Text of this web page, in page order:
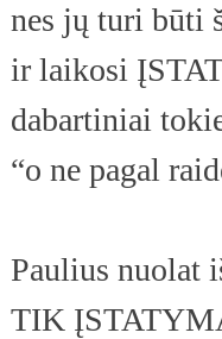
nes jų turi būti
ir laikosi
dabartiniai
“o ne pagal
Paulius nuolat
TIK